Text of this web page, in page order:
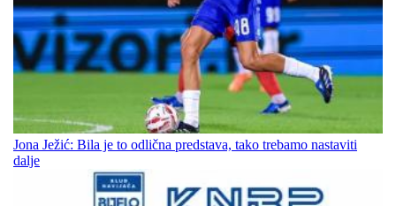
Jona Ježić: Bila je to odlična predstava, tako trebamo nastaviti
dalje